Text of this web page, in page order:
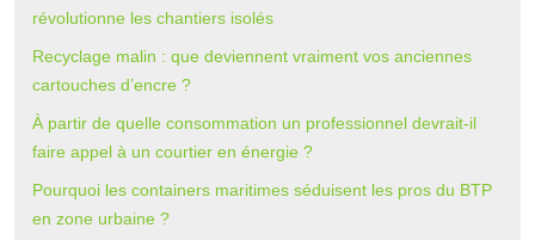
révolutionne les chantiers isolés
Recyclage malin : que deviennent vraiment vos anciennes
cartouches d’encre ?
À partir de quelle consommation un professionnel devrait-il
faire appel à un courtier en énergie ?
Pourquoi les containers maritimes séduisent les pros du BTP
en zone urbaine ?